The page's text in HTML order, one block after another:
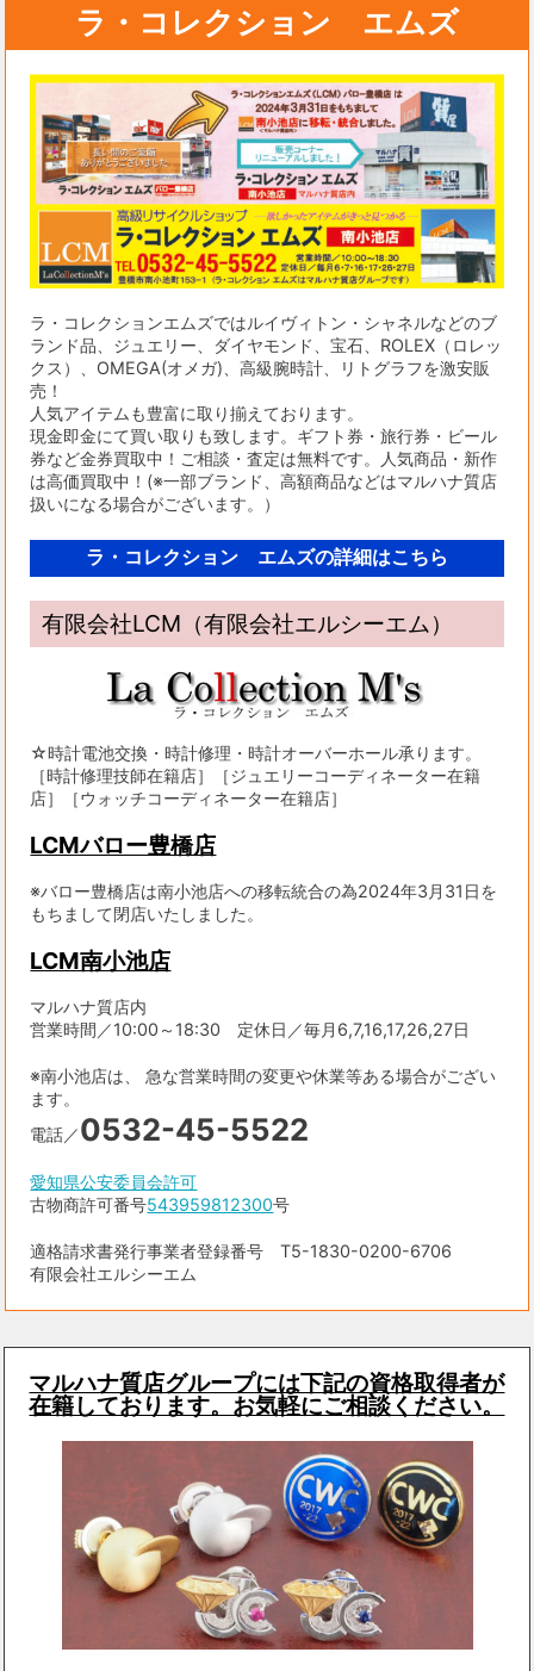
ラ・コレクション エムズ
ラ・コレクションエムズではルイヴィトン・シャネルなどのブ
ランド品、ジュエリー、ダイヤモンド、宝石、ROLEX（ロレッ
クス）、OMEGA(オメガ)、高級腕時計、リトグラフを激安販
売！
人気アイテムも豊富に取り揃えております。
現金即金にて買い取りも致します。ギフト券・旅行券・ビール
券など金券買取中！ご相談・査定は無料です。人気商品・新作
は高価買取中！(※一部ブランド、高額商品などはマルハナ質店
扱いになる場合がございます。）
ラ・コレクション エムズの詳細はこちら
有限会社LCM（有限会社エルシーエム）
☆時計電池交換・時計修理・時計オーバーホール承ります。
［時計修理技師在籍店］［ジュエリーコーディネーター在籍
店］［ウォッチコーディネーター在籍店］
LCMバロー豊橋店
※バロー豊橋店は南小池店への移転統合の為2024年3月31日を
もちまして閉店いたしました。
LCM南小池店
マルハナ質店内
営業時間／10:00～18:30 定休日／毎月6,7,16,17,26,27日
※南小池店は、 急な営業時間の変更や休業等ある場合がござい
ます。
電話／0532-45-5522
愛知県公安委員会許可
古物商許可番号543959812300号
適格請求書発行事業者登録番号 T5-1830-0200-6706
有限会社エルシーエム
マルハナ質店グループには下記の資格取得者が
在籍しております。お気軽にご相談ください。